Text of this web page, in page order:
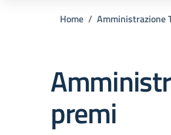
Home Amministrazione
premi